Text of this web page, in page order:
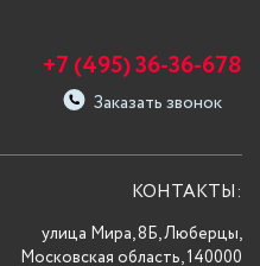
+7 (495) 36-36-678
Заказать звонок
КОНТАКТЫ:
улица Мира, 8Б, Люберцы,
Московская область, 140000